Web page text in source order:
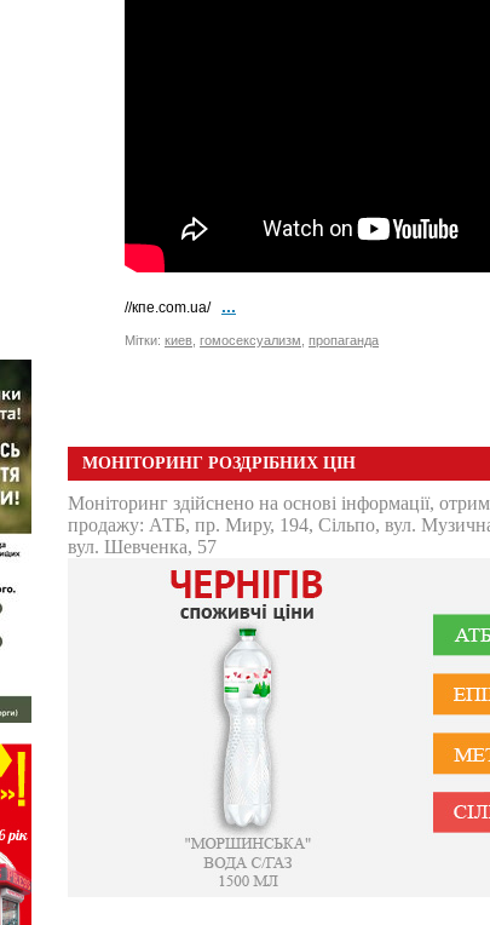
//кпе.com.ua/ ...
Мітки: киев гомосексуализм пропаганда